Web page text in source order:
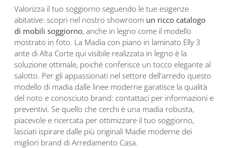
Valorizza il tuo soggiorno seguendo le tue esigenze
abitative: scopri nel nostro showroom un ricco catalogo
di mobili soggiorno, anche in legno come il modello
mostrato in foto. La Madia con piano in laminato Elly 3
ante di Alta Corte qui visibile realizzata in legno è la
soluzione ottimale, poiché conferisce un tocco elegante al
salotto. Per gli appassionati nel settore dell'arredo questo
modello di madia dalle linee moderne garatisce la qualità
del noto e conosciuto brand: contattaci per informazioni e
preventivi. Se quello che cerchi è una madia robusta,
piacevole e ricercata per ottimizzare il tuo soggiorno,
lasciati ispirare dalle più originali Madie moderne dei
migliori brand di Arredamento Casa.